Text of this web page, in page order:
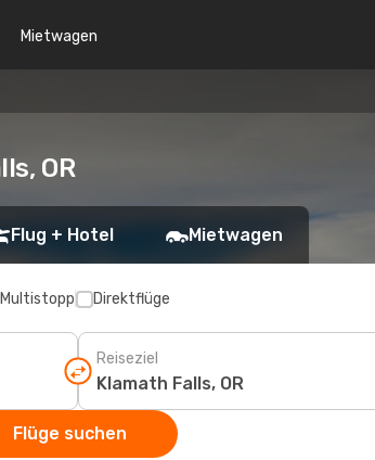
Mietwagen
OR
Flug + Hotel Mietwagen
Multistopp Direktflüge
Reiseziel
Flüge suchen